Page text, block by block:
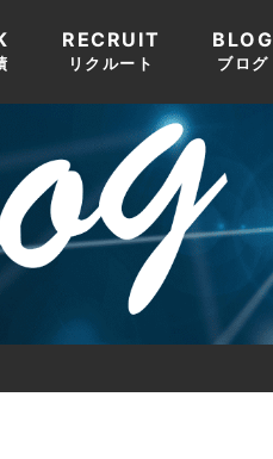
RECRUIT
リクルート
BLOG
ブログ